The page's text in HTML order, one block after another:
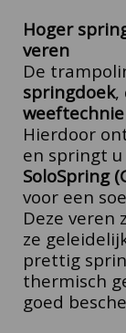
Hoger
veren
De
springdoek,
Hierdoor
en springt
SoloSpring
voor een
Deze veren
ze
prettig
thermisch
goed